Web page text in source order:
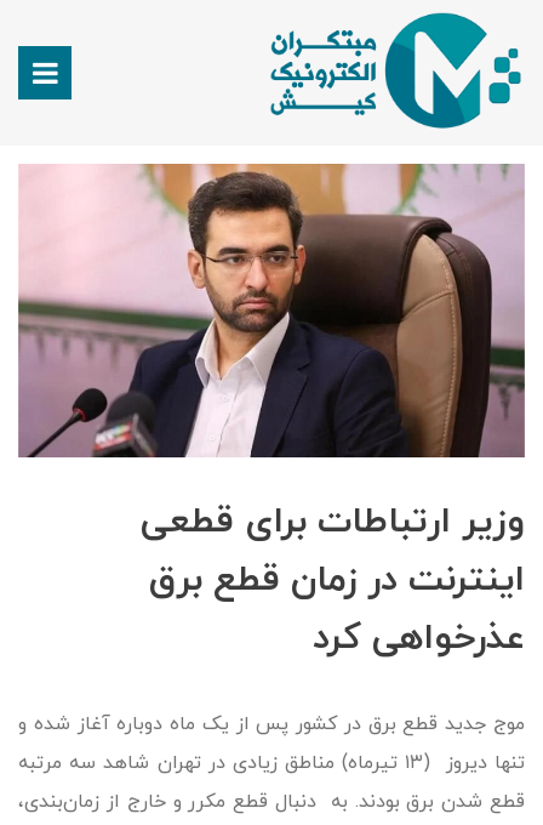
وزیر ارتباطات برای قطعی
اینترنت در زمان قطع برق
عذرخواهی کرد
موج جدید قطع برق در کشور پس از یک‌ ماه دوباره آغاز شده و
تنها دیروز (۱۳ تیرماه) مناطق زیادی در تهران شاهد سه مرتبه
قطع‌ شدن برق بودند. به‌ دنبال قطع مکرر و خارج از زمان‌بندی،